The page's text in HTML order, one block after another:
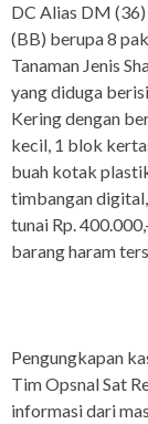
DC Alias DM
(BB) berupa 8
Tanaman Jenis
yang diduga
Kering dengan
kecil, 1 blok
buah kotak
timbangan
tunai Rp.
barang haram
Pengungkapan
Tim Opsnal Sat
informasi dari